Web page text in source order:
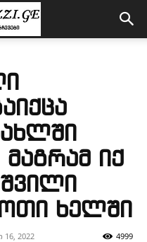
იქ
ხელში
16, 2022 4999